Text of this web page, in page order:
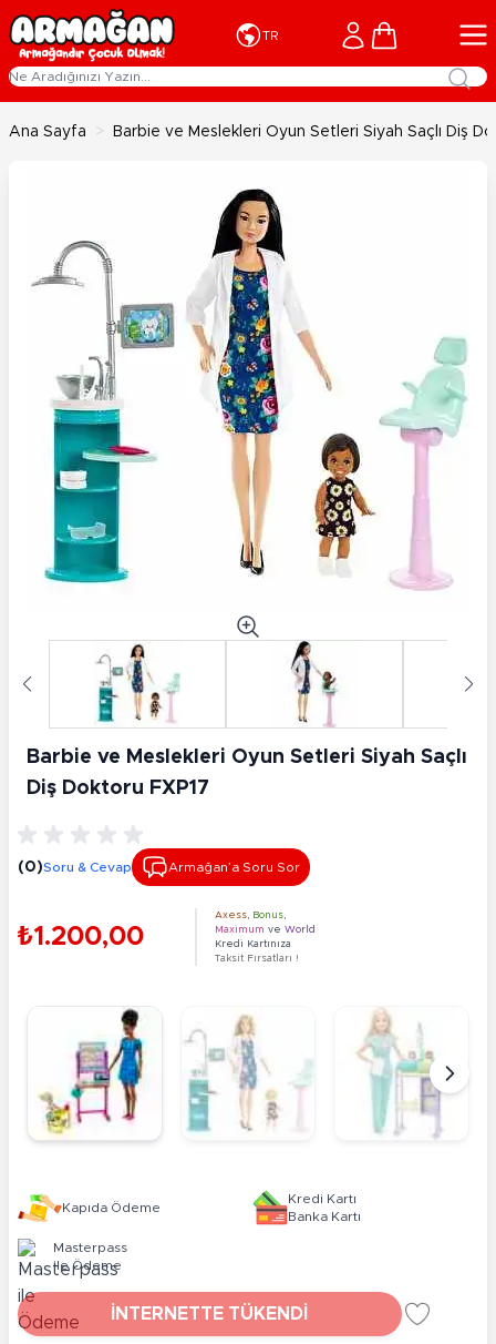
İçeriğe geç
TR Cart
Ana Sayfa > Barbie ve Meslekleri Oyun Setleri Siyah Saçlı Diş
Barbie ve Meslekleri Oyun Setleri Siyah Saçlı
Diş Doktoru FXP17
(0)Soru & Cevap Armağan’a Soru Sor
₺1.200,00
Axess Bonus
Maximum ve World
Kredi Kartınıza
Taksit Fırsatları !
Kapıda Ödeme
Kredi Kartı
Banka Kartı
Masterpass
ile Ödeme
İNTERNETTE TÜKENDİ